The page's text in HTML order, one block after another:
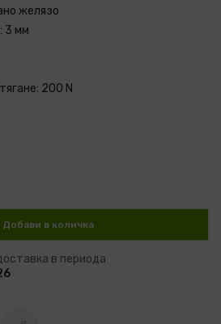
желязо
3 мм
200 N
Добави в количка
в периода